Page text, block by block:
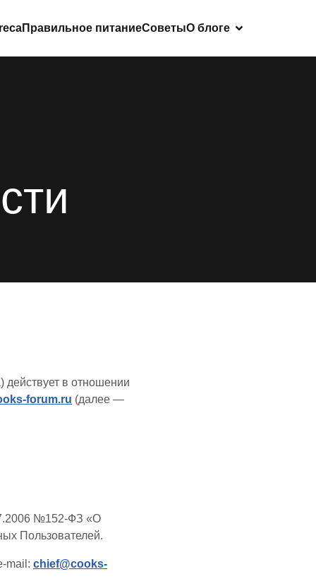
Правильное питаниеСоветыО блоге
в отношении
forum.ru (далее —
№152-ФЗ «О
Пользователей.
mail: chief@cooks-